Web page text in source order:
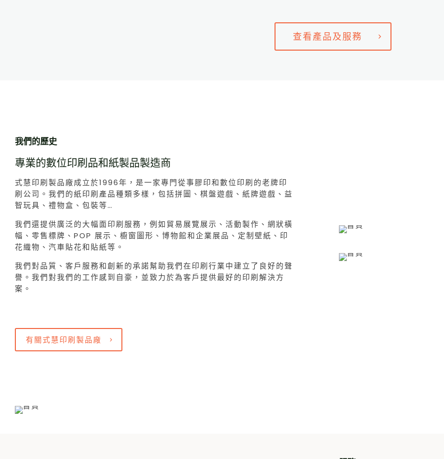
查看產品及服務
我們的歷史
專業的數位印刷品和紙製品製造商
式慧印刷製品廠成立於1996年，是一家專門從事膠印和數位印刷的老牌印
刷公司。我們的紙印刷產品種類多樣，包括拼圖、棋盤遊戲、紙牌遊戲、益
智玩具、禮物盒、包裝等…
我們還提供廣泛的大幅面印刷服務，例如貿易展覽展示、活動製作、網狀橫
幅、零售標牌、POP 展示、櫥窗圖形、博物館和企業展品、定制壁紙、印
花織物、汽車貼花和貼紙等。
我們對品質、客戶服務和創新的承諾幫助我們在印刷行業中建立了良好的聲
譽。我們對我們的工作感到自豪，並致力於為客戶提供最好的印刷解決方
案。
有關式慧印刷製品廠